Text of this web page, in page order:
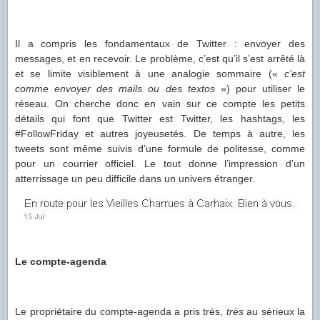
Il a compris les fondamentaux de Twitter : envoyer des
messages, et en recevoir. Le problème, c’est qu’il s’est arrêté là
et se limite visiblement à une analogie sommaire (« c’est
comme envoyer des mails ou des textos») pour utiliser le
réseau. On cherche donc en vain sur ce compte les petits
détails qui font que Twitter est Twitter, les hashtags, les
#FollowFriday et autres joyeusetés. De temps à autre, les
tweets sont même suivis d’une formule de politesse, comme
pour un courrier officiel. Le tout donne l’impression d’un
atterrissage un peu difficile dans un univers étranger.
Le compte-agenda
Le propriétaire du compte-agenda a pris très, trèsau sérieux la